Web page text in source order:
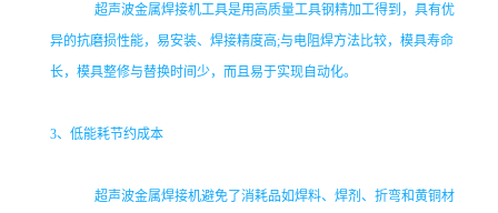
超声波金属焊接机工具是用高质量工具钢精加工得到，具有优
异的抗磨损性能，易安装、焊接精度高;与电阻焊方法比较，模具寿命
长，模具整修与替换时间少，而且易于实现自动化。
3、低能耗节约成本
超声波金属焊接机避免了消耗品如焊料、焊剂、折弯和黄铜材